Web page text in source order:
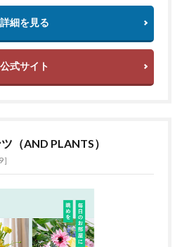
詳細を見る
公式サイト
（AND PLANTS）